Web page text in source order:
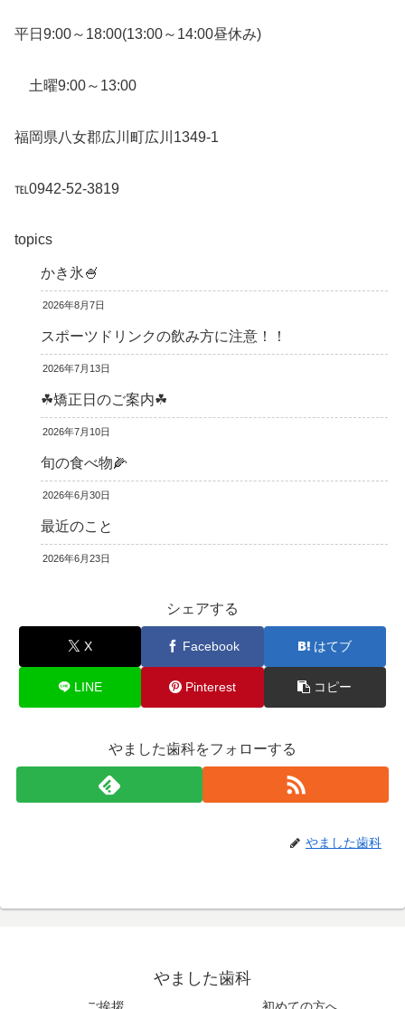
平日9:00～18:00(13:00～14:00昼休み)
土曜9:00～13:00
福岡県八女郡広川町広川1349-1
℡0942-52-3819
topics
かき氷🍧
2026年8月7日
スポーツドリンクの飲み方に注意！！
2026年7月13日
☘矯正日のご案内☘
2026年7月10日
旬の食べ物🌽
2026年6月30日
最近のこと
2026年6月23日
シェアする
X Facebook はてブ
LINE Pinterest コピー
やました歯科をフォローする
やました歯科
やました歯科